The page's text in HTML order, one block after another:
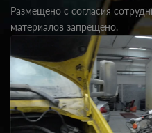
Размещено с согласия
материалов запрещено.